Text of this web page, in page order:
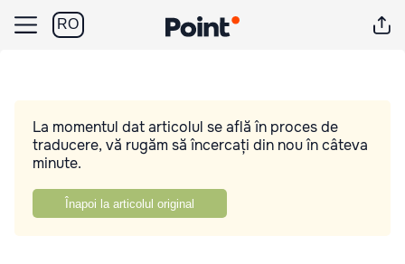
RO
La momentul dat articolul se află în proces de
traducere, vă rugăm să încercați din nou în câteva
minute.
Înapoi la articolul original